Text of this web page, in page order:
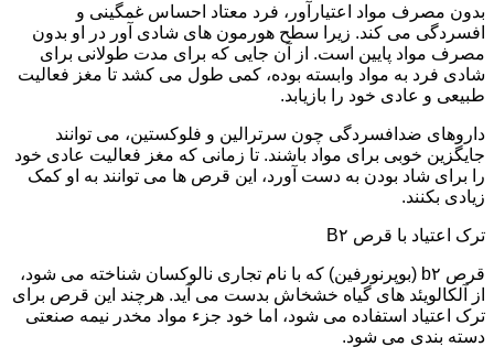
بدون مصرف مواد اعتیارآور، فرد معتاد احساس غمگینی و
افسردگی می کند. زیرا سطح هورمون های شادی آور در او بدون
مصرف مواد پایین است. از آن جایی که برای مدت طولانی برای
شادی فرد به مواد وابسته بوده، کمی طول می کشد تا مغز فعالیت
طبیعی و عادی خود را بازیابد.
داروهای ضدافسردگی چون سرترالین و فلوکستین، می توانند
جایگزین خوبی برای مواد باشند. تا زمانی که مغز فعالیت عادی خود
را برای شاد بودن به دست آورد، این قرص ها می توانند به او کمک
زیادی بکنند.
ترک اعتیاد با قرص B۲
قرص b۲ (بوپرنورفین) که با نام تجاری نالوکسان شناخته می شود،
از آلکالویئد های گیاه خشخاش بدست می آید. هرچند این قرص برای
ترک اعتیاد استفاده می شود، اما خود جزء مواد مخدر نیمه صنعتی
دسته بندی می شود.